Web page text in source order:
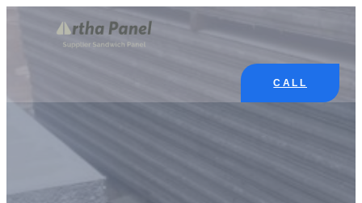
CALL